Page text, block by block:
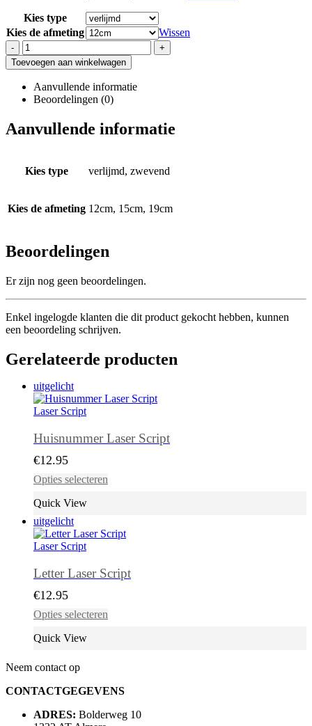
Kies type
Kies de afmeting
Wissen
-
+
Toevoegen aan winkelwagen
Aanvullende informatie
Beoordelingen (0)
Aanvullende informatie
Kies type verlijmd, zwevend
Kies de afmeting 12cm, 15cm, 19cm
Beoordelingen
Er zijn nog geen beoordelingen.
Enkel ingelogde klanten die dit product gekocht hebben, kunnen
een beoordeling schrijven.
Gerelateerde producten
uitgelicht
Laser Script
Huisnummer Laser Script
€12.95
Opties selecteren
product
Deze
gekozen
productpagina
Quick View
uitgelicht
Laser Script
Letter Laser Script
€12.95
Opties selecteren
product
kan
gekozen
worden
Quick View
Neem contact op
CONTACTGEGEVENS
ADRES: Bolderweg 10